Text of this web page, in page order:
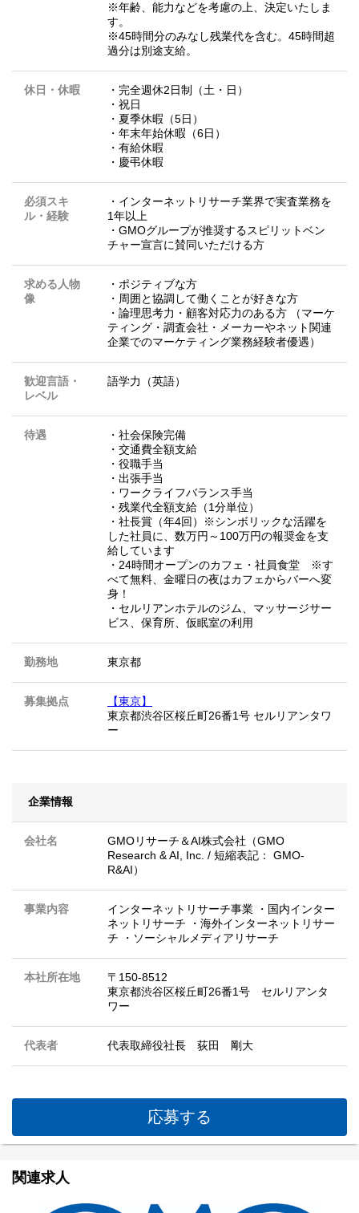
※年齢、能力などを考慮の上、決定いたしま
す。
※45時間分のみなし残業代を含む。45時間超
過分は別途支給。
休日・休暇
・完全週休2日制（土・日）
・祝日
・夏季休暇（5日）
・年末年始休暇（6日）
・有給休暇
・慶弔休暇
必須スキ
ル・経験
・インターネットリサーチ業界で実査業務を
1年以上
・GMOグループが推奨するスピリットベン
チャー宣言に賛同いただける方
求める人物
像
・ポジティブな方
・周囲と協調して働くことが好きな方
・論理思考力・顧客対応力のある方 （マーケ
ティング・調査会社・メーカーやネット関連
企業でのマーケティング業務経験者優遇）
歓迎言語・
レベル
語学力（英語）
待遇
・社会保険完備
・交通費全額支給
・役職手当
・出張手当
・ワークライフバランス手当
・残業代全額支給（1分単位）
・社長賞（年4回）※シンボリックな活躍を
した社員に、数万円～100万円の報奨金を支
給しています
・24時間オープンのカフェ・社員食堂 ※す
べて無料、金曜日の夜はカフェからバーへ変
身！
・セルリアンホテルのジム、マッサージサー
ビス、保育所、仮眠室の利用
勤務地 東京都
募集拠点
【東京】
東京都渋谷区桜丘町26番1号 セルリアンタワ
ー
企業情報
会社名
GMOリサーチ＆AI株式会社（GMO
Research & AI, Inc. / 短縮表記： GMO-
R&AI）
事業内容
インターネットリサーチ事業 ・国内インター
ネットリサーチ ・海外インターネットリサー
チ ・ソーシャルメディアリサーチ
本社所在地
〒150-8512
東京都渋谷区桜丘町26番1号 セルリアンタ
ワー
代表者 代表取締役社長 荻田 剛大
応募する
関連求人